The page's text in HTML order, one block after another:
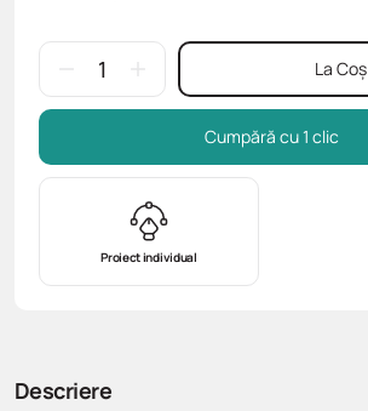
Proiect individual
La Coș
Cumpără cu 1 clic
Descriere